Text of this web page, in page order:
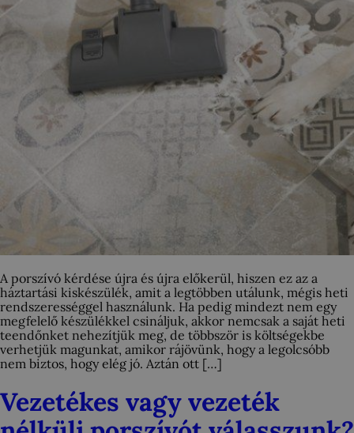
A porszívó kérdése újra és újra előkerül, hiszen ez az a
háztartási kiskészülék, amit a legtöbben utálunk, mégis heti
rendszerességgel használunk. Ha pedig mindezt nem egy
megfelelő készülékkel csináljuk, akkor nemcsak a saját heti
teendőnket nehezítjük meg, de többször is költségekbe
verhetjük magunkat, amikor rájövünk, hogy a legolcsóbb
nem biztos, hogy elég jó. Aztán ott […]
Vezetékes vagy vezeték